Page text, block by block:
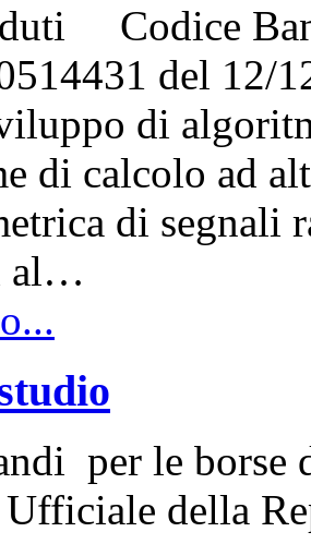
Codice
del 12/
di
di calcolo ad
di segnali
al…
per le borse
Ufficiale della